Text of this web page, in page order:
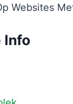
Websites
Info